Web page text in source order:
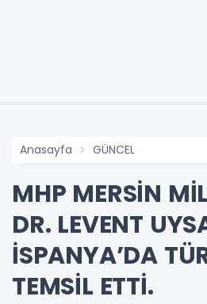
Anasayfa GÜNCEL
MHP MERSİN
DR. LEVENT
İSPANYA’DA
TEMSİL ETTİ.